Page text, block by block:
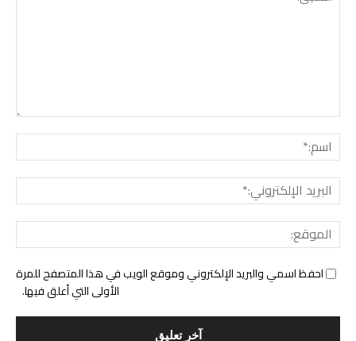
احفظ اسمي والبريد الإلكتروني وموقع الويب في هذا المتصفح للمرة
الأولى التي أعلق فيها.